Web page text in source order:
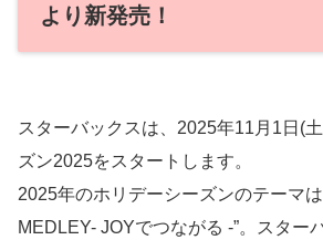
より新発売！
スターバックスは、2025年11月1日(
ズン2025をスタートします。
2025年のホリデーシーズンのテーマ
MEDLEY- JOYでつながる -”。スター